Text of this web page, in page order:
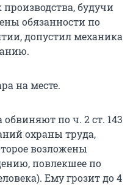
будучи
обязанности по
допустил механика
на месте.
по ч. 2 ст. 143
охраны труда,
возложены
повлекшее по
Ему грозит до 4